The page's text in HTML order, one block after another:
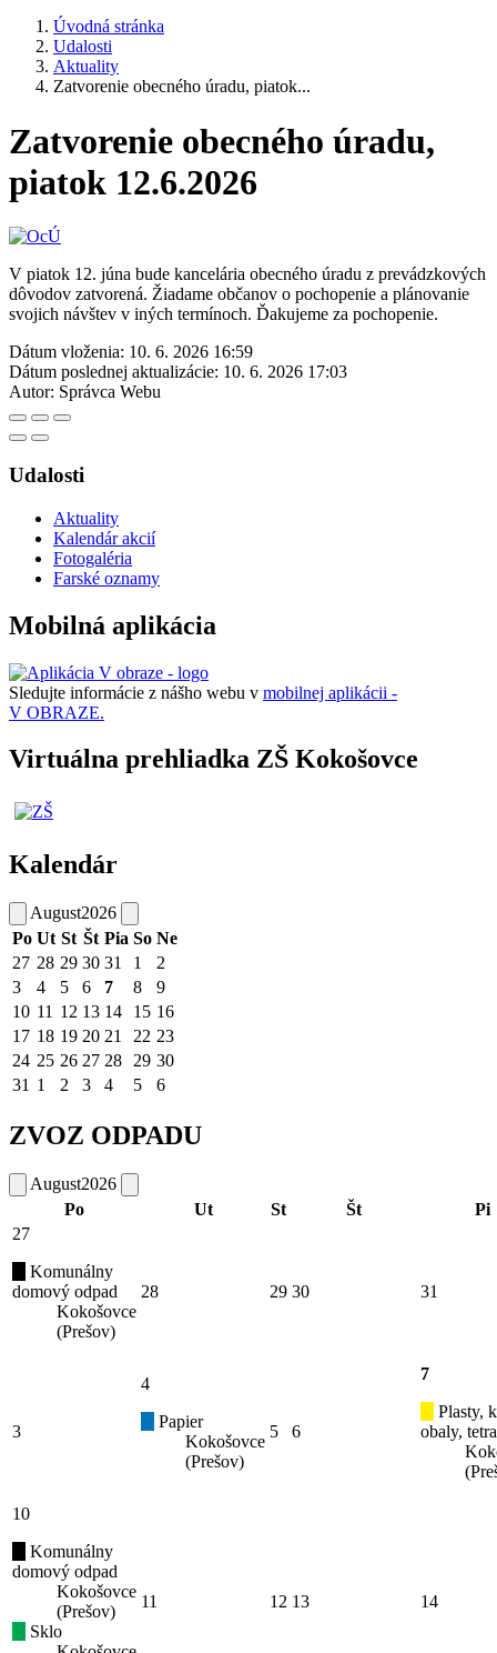
Úvodná stránka
Udalosti
Aktuality
Zatvorenie obecného úradu, piatok...
Zatvorenie obecného úradu,
piatok 12.6.2026
V piatok 12. júna bude kancelária obecného úradu z prevádzkových
dôvodov zatvorená. Žiadame občanov o pochopenie a plánovanie
svojich návštev v iných termínoch. Ďakujeme za pochopenie.
Dátum vloženia: 10. 6. 2026 16:59
Dátum poslednej aktualizácie: 10. 6. 2026 17:03
Autor: Správca Webu
Udalosti
Aktuality
Kalendár akcií
Fotogaléria
Farské oznamy
Mobilná aplikácia
Sledujte informácie z nášho webu v mobilnej aplikácii -
V OBRAZE.
Virtuálna prehliadka ZŠ Kokošovce
Kalendár
August2026
Po Ut St Št Pia So Ne
27 28 29 30 31 1
2
3
4 5 6 7 8
9
10 11 12 13 14 15 16
17 18 19 20 21 22 23
24 25 26 27 28 29 30
31 1 2 3 4 5 6
ZVOZ ODPADU
August2026
Po
Ut St Št
Pi
27
Komunálny
domový odpad
Kokošovce
(Prešov)
28 29 30 31
3
4
Papier
Kokošovce
(Prešov)
5 6
7
Plasty,
obaly,
10
Komunálny
domový odpad
Kokošovce
(Prešov)
Sklo
11 12 13 14